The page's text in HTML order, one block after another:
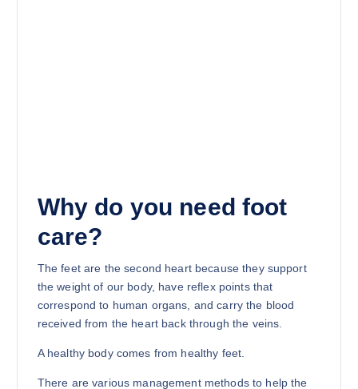
Why do you need foot
care?
The feet are the second heart because they support
the weight of our body, have reflex points that
correspond to human organs, and carry the blood
received from the heart back through the veins.
A healthy body comes from healthy feet.
There are various management methods to help the